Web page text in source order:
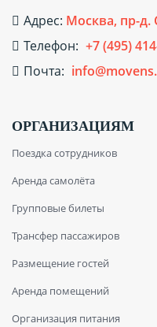
Адрес: Москва, пр-д.
Телефон: +7 (495)
Почта:
ОРГАНИЗАЦИЯМ
Поездка сотрудников
Аренда самолёта
Групповые билеты
Трансфер пассажиров
Размещение гостей
Аренда помещений
Организация питания